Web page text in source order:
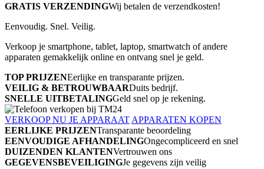
GRATIS VERZENDINGWij betalen de verzendkosten!
Eenvoudig. Snel. Veilig.
Verkoop je smartphone, tablet, laptop, smartwatch of andere
apparaten gemakkelijk online en ontvang snel je geld.
TOP PRIJZENEerlijke en transparante prijzen.
VEILIG & BETROUWBAARDuits bedrijf.
SNELLE UITBETALINGGeld snel op je rekening.
VERKOOP NU JE APPARAAT APPARATEN KOPEN
EERLIJKE PRIJZENTransparante beoordeling
EENVOUDIGE AFHANDELINGOngecompliceerd en snel
DUIZENDEN KLANTENVertrouwen ons
GEGEVENSBEVEILIGINGJe gegevens zijn veilig